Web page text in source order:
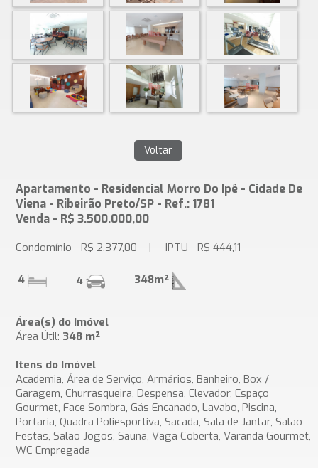
Apartamento - Residencial Morro Do Ipê - Cidade De
Viena - Ribeirão Preto/SP - Ref.: 1781
Venda - R$ 3.500.000,00
Condomínio - R$ 2.377,00 | IPTU - R$ 444,11
4 4 348m²
Área(s) do Imóvel
Área Útil: 348 m²
Itens do Imóvel
Academia, Área de Serviço, Armários, Banheiro, Box /
Garagem, Churrasqueira, Despensa, Elevador, Espaço
Gourmet, Face Sombra, Gás Encanado, Lavabo, Piscina,
Portaria, Quadra Poliesportiva, Sacada, Sala de Jantar, Salão
Festas, Salão Jogos, Sauna, Vaga Coberta, Varanda Gourmet,
WC Empregada